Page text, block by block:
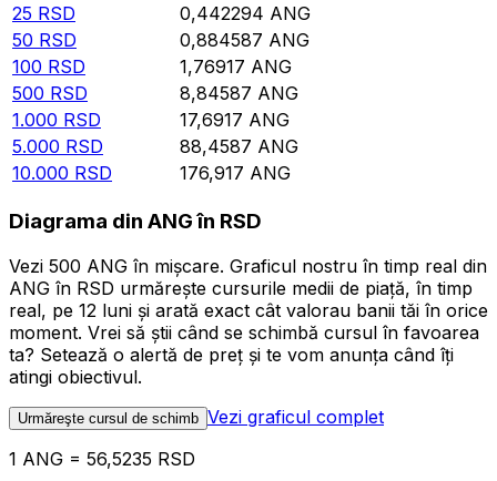
25 RSD 0,442294 ANG
50 RSD 0,884587 ANG
100 RSD 1,76917 ANG
500 RSD 8,84587 ANG
1.000 RSD 17,6917 ANG
5.000 RSD 88,4587 ANG
10.000 RSD 176,917 ANG
Diagrama din ANG în RSD
Vezi 500 ANG în mișcare. Graficul nostru în timp real din
ANG în RSD urmărește cursurile medii de piață, în timp
real, pe 12 luni și arată exact cât valorau banii tăi în orice
moment. Vrei să știi când se schimbă cursul în favoarea
ta? Setează o alertă de preț și te vom anunța când îți
atingi obiectivul.
Urmăreşte cursul de schimb Vezi graficul complet
1 ANG = 56,5235 RSD